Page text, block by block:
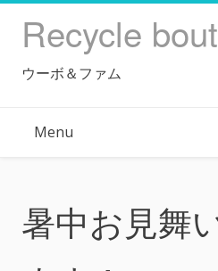
Recycle
ウーボ＆ファム
Menu
暑中お見舞